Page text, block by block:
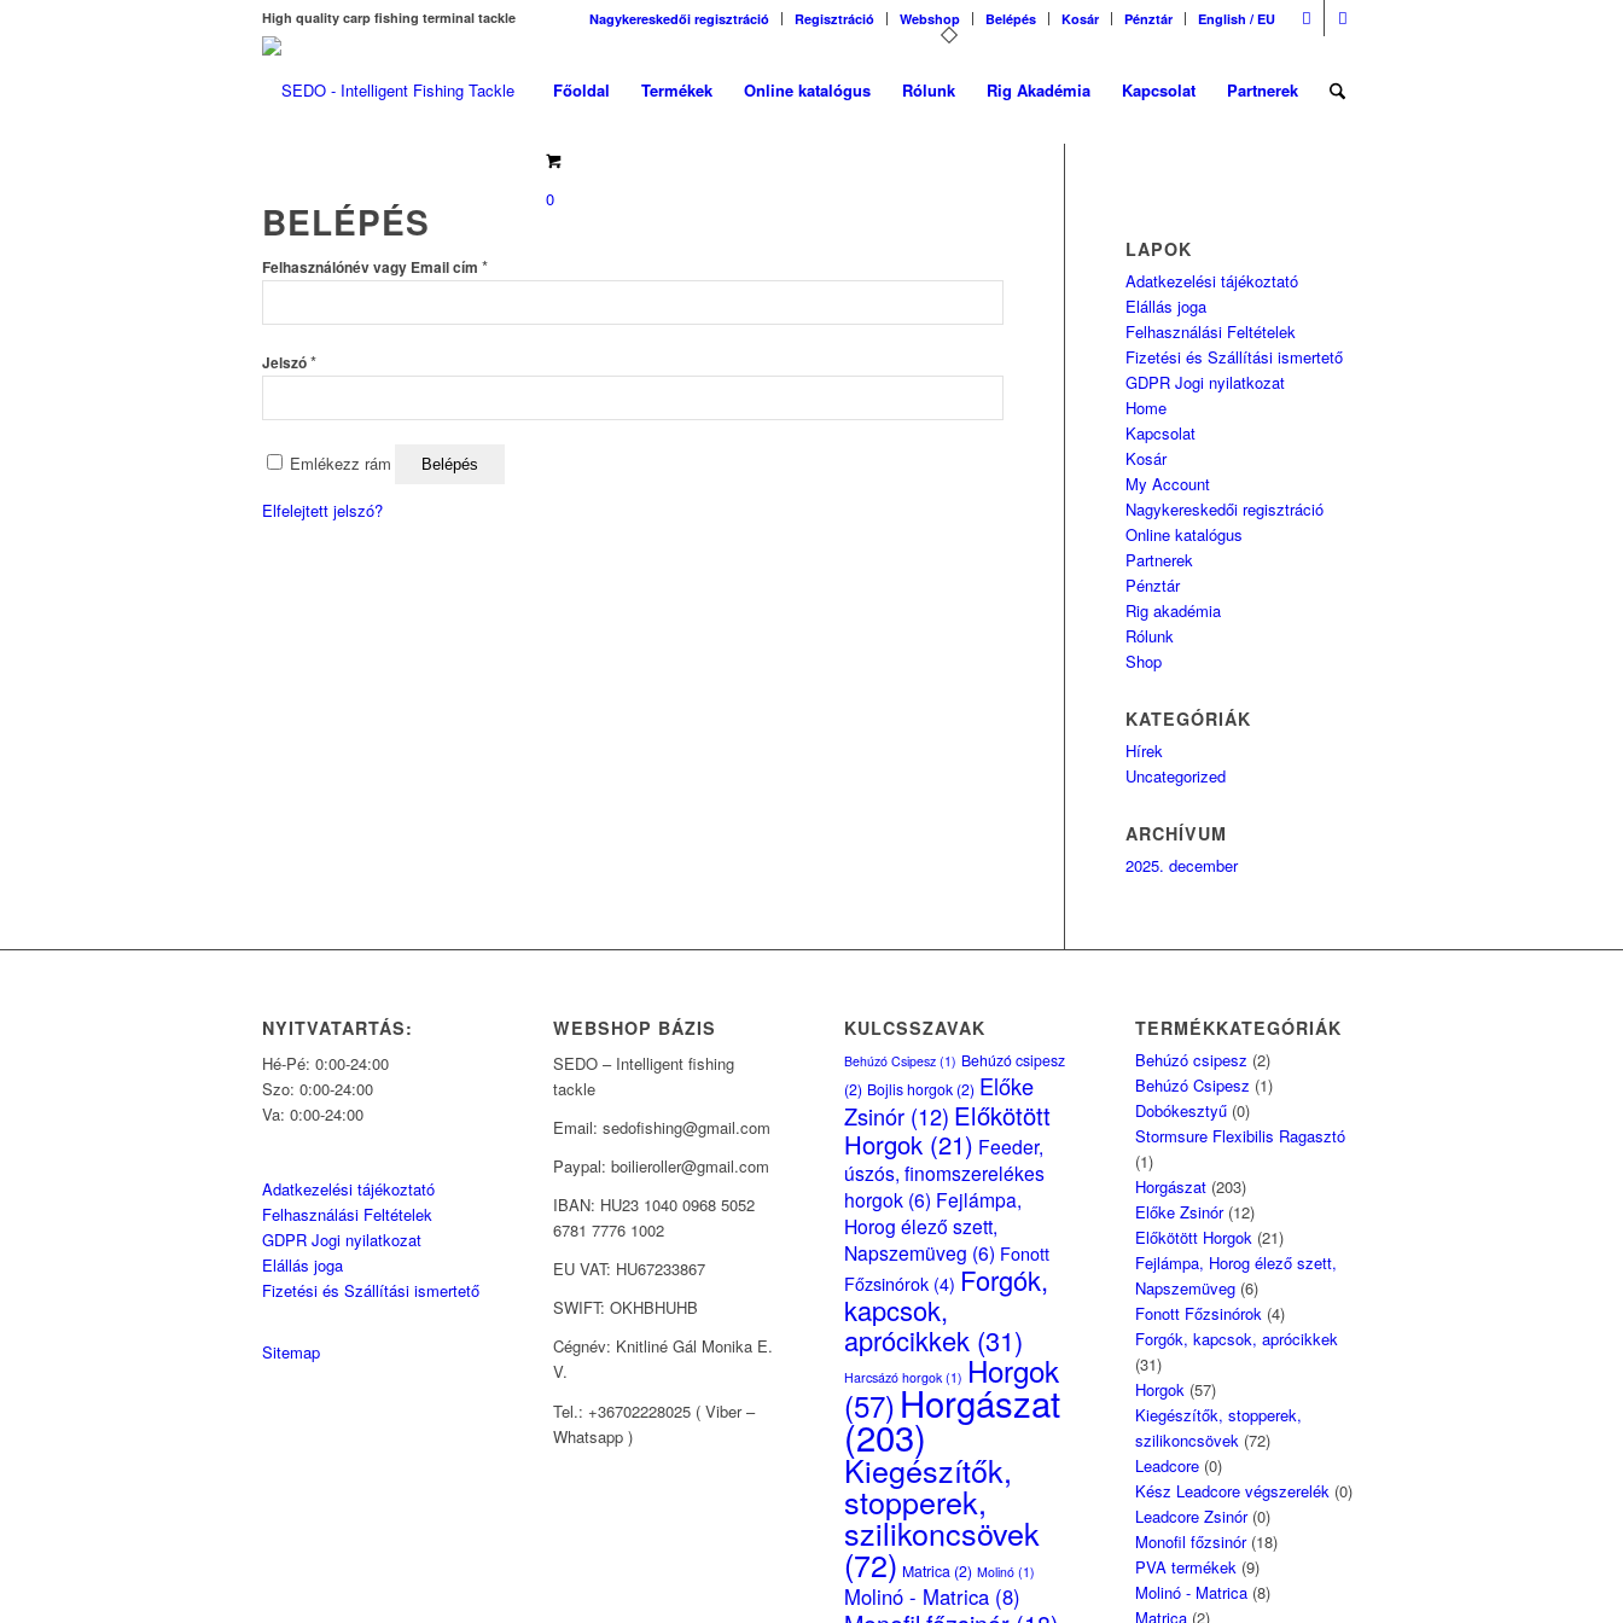
Nagykereskedői regisztráció Regisztráció Webshop Belépés Kosár Pénztár English / EU
High quality carp fishing terminal tackle
Főoldal Termékek Online katalógus Rólunk Rig Akadémia Kapcsolat Partnerek
0
BELÉPÉS
Felhasználónév vagy Email cím *Kötelező
Jelszó*Kötelező
Emlékezz rám Belépés
Elfelejtett jelszó?
LAPOK
Adatkezelési tájékoztató
Elállás joga
Felhasználási Feltételek
Fizetési és Szállítási ismertető
GDPR Jogi nyilatkozat
Home
Kapcsolat
Kosár
My Account
Nagykereskedői regisztráció
Online katalógus
Partnerek
Pénztár
Rig akadémia
Rólunk
Shop
KATEGÓRIÁK
Hírek
Uncategorized
ARCHÍVUM
2025. december
NYITVATARTÁS:
Hé-Pé: 0:00-24:00
Szo: 0:00-24:00
Va: 0:00-24:00
Adatkezelési tájékoztató
Felhasználási Feltételek
GDPR Jogi nyilatkozat
Elállás joga
Fizetési és Szállítási ismertető
Sitemap
WEBSHOP BÁZIS
SEDO – Intelligent fishing
tackle
Email: sedofishing@gmail.com
Paypal: boilieroller@gmail.com
IBAN: HU23 1040 0968 5052
6781 7776 1002
EU VAT: HU67233867
SWIFT: OKHBHUHB
Cégnév: Knitliné Gál Monika E.
V.
Tel.: +36702228025 ( Viber –
Whatsapp )
KULCSSZAVAK
Behúzó Csipesz (1) Behúzó csipesz
(2) Bojlis horgok (2) Előke
Zsinór (12) Előkötött
Horgok (21) Feeder,
úszós, finomszerelékes
horgok (6) Fejlámpa,
Horog élező szett,
Napszemüveg (6) Fonott
Főzsinórok (4) Forgók,
kapcsok,
aprócikkek (31)
Harcsázó horgok(1) Horgok
(57) Horgászat
(203)
Kiegészítők,
stopperek,
szilikoncsövek
(72) Matrica (2) Molinó (1)
Molinó - Matrica (8)
TERMÉKKATEGÓRIÁK
Behúzó csipesz (2)
Behúzó Csipesz (1)
Dobókesztyű (0)
Stormsure Flexibilis Ragasztó
(1)
Horgászat (203)
Előke Zsinór (12)
Előkötött Horgok (21)
Fejlámpa, Horog élező szett,
Napszemüveg (6)
Fonott Főzsinórok (4)
Forgók, kapcsok, aprócikkek
(31)
Horgok (57)
Kiegészítők, stopperek,
szilikoncsövek (72)
Leadcore (0)
Kész Leadcore végszerelék (0)
Leadcore Zsinór (0)
Monofil főzsinór (18)
PVA termékek (9)
Molinó - Matrica (8)
Matrica (2)